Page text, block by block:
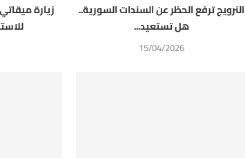
زيارة
النرويج ترفع الحظر عن السندات السورية..
هل تستعيد...
15/04/2026